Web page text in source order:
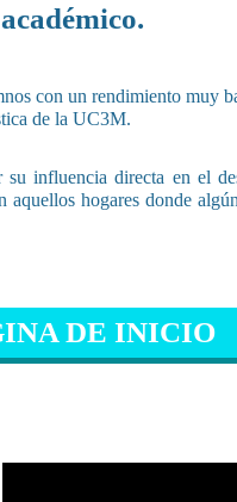
con un rendimiento muy
de la UC3M.
influencia directa en el
hogares donde
DE INICIO